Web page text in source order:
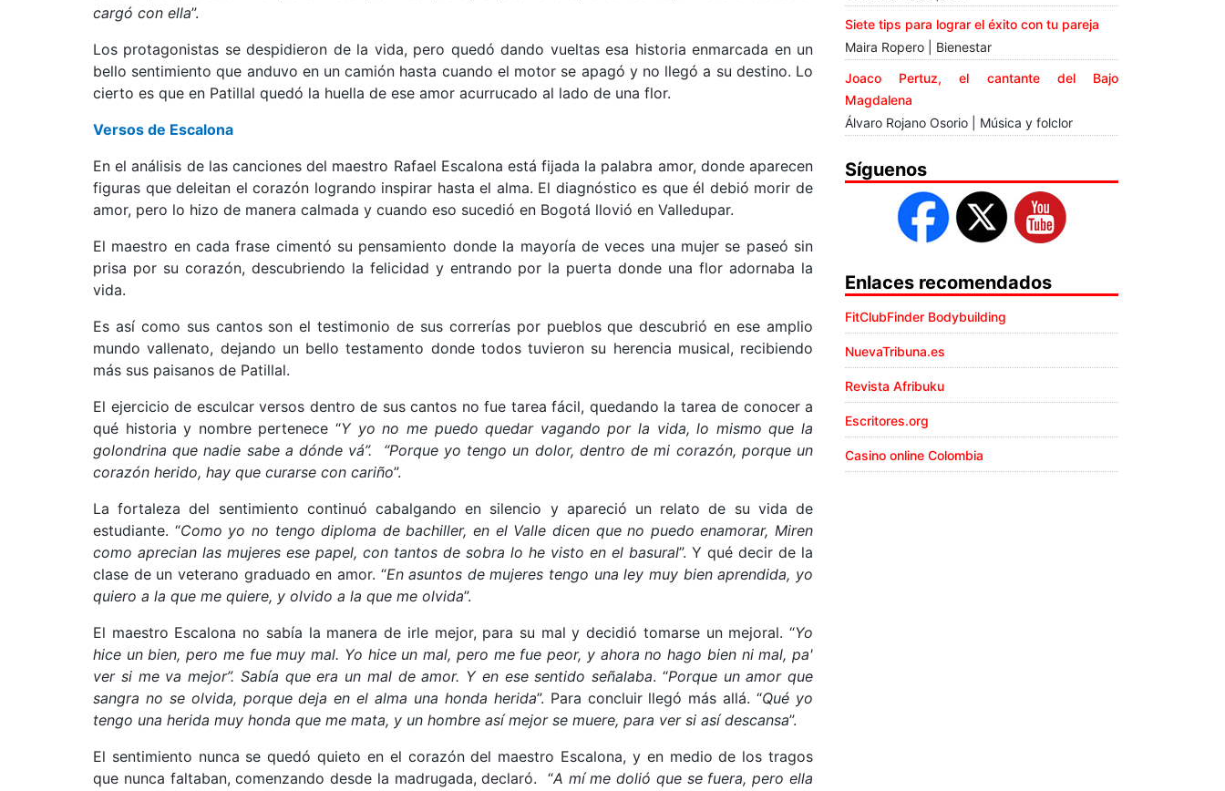
cargó con ella”.
Los protagonistas se despidieron de la vida, pero quedó dando vueltas esa historia enmarcada en un
bello sentimiento que anduvo en un camión hasta cuando el motor se apagó y no llegó a su destino. Lo
cierto es que en Patillal quedó la huella de ese amor acurrucado al lado de una flor.
Versos de Escalona
En el análisis de las canciones del maestro Rafael Escalona está fijada la palabra amor, donde aparecen
figuras que deleitan el corazón logrando inspirar hasta el alma. El diagnóstico es que él debió morir de
amor, pero lo hizo de manera calmada y cuando eso sucedió en Bogotá llovió en Valledupar.
El maestro en cada frase cimentó su pensamiento donde la mayoría de veces una mujer se paseó sin
prisa por su corazón, descubriendo la felicidad y entrando por la puerta donde una flor adornaba la
vida.
Es así como sus cantos son el testimonio de sus correrías por pueblos que descubrió en ese amplio
mundo vallenato, dejando un bello testamento donde todos tuvieron su herencia musical, recibiendo
más sus paisanos de Patillal.
El ejercicio de esculcar versos dentro de sus cantos no fue tarea fácil, quedando la tarea de conocer a
qué historia y nombre pertenece “Y yo no me puedo quedar vagando por la vida, lo mismo que la
golondrina que nadie sabe a dónde vá”. “Porque yo tengo un dolor, dentro de mi corazón, porque un
corazón herido, hay que curarse con cariño”.
La fortaleza del sentimiento continuó cabalgando en silencio y apareció un relato de su vida de
estudiante. “Como yo no tengo diploma de bachiller, en el Valle dicen que no puedo enamorar, Miren
como aprecian las mujeres ese papel, con tantos de sobra lo he visto en el basural”. Y qué decir de la
clase de un veterano graduado en amor. “En asuntos de mujeres tengo una ley muy bien aprendida, yo
quiero a la que me quiere, y olvido a la que me olvida”.
El maestro Escalona no sabía la manera de irle mejor, para su mal y decidió tomarse un mejoral. “Yo
hice un bien, pero me fue muy mal. Yo hice un mal, pero me fue peor, y ahora no hago bien ni mal, pa'
ver si me va mejor”. Sabía que era un mal de amor. Y en ese sentido señalaba. “Porque un amor que
sangra no se olvida, porque deja en el alma una honda herida”. Para concluir llegó más allá. “Qué yo
tengo una herida muy honda que me mata, y un hombre así mejor se muere, para ver si así descansa”.
El sentimiento nunca se quedó quieto en el corazón del maestro Escalona, y en medio de los tragos
que nunca faltaban, comenzando desde la madrugada, declaró. “A mí me dolió que se fuera, pero ella
Siete tips para lograr el éxito con tu pareja
Maira Ropero | Bienestar
Joaco Pertuz, el cantante del Bajo
Magdalena
Álvaro Rojano Osorio | Música y folclor
Síguenos
Enlaces recomendados
FitClubFinder Bodybuilding
NuevaTribuna.es
Revista Afribuku
Escritores.org
Casino online Colombia